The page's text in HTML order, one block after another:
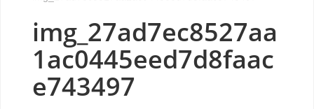
img_27ad7ec8527aa
1ac0445eed7d8faac
e743497